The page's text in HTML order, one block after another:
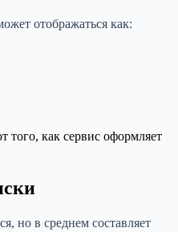
отображаться как:
того, как сервис оформляет
но в среднем составляет